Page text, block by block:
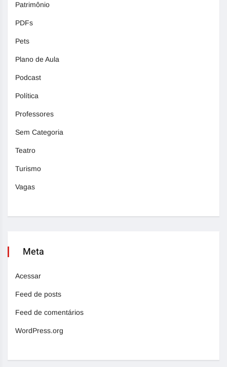
Patrimônio
PDFs
Pets
Plano de Aula
Podcast
Política
Professores
Sem Categoria
Teatro
Turismo
Vagas
Meta
Acessar
Feed de posts
Feed de comentários
WordPress.org